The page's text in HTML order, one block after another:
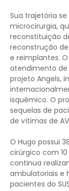
Sua trajetória
microcirurgia,
reconstituição
reconstrução
e reimplantes.
atendimento de
projeto Angels,
isquêmico. O
sequelas de
de vítimas de
O Hugo possui
cirúrgico com
continua
ambulatoriais e
pacientes do